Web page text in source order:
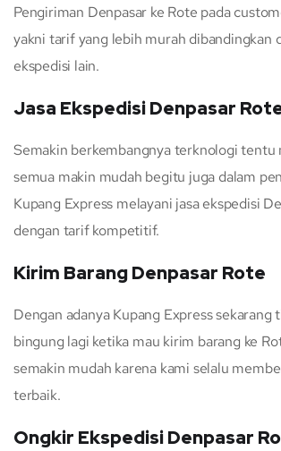
Pengiriman Denpasar ke Rote pada
yakni tarif yang lebih murah dibandingkan
ekspedisi lain.
Jasa Ekspedisi Denpasar
Semakin berkembangnya terknologi tentu
semua makin mudah begitu juga dalam
Kupang Express melayani jasa ekspedisi
dengan tarif kompetitif.
Kirim Barang Denpasar Rote
Dengan adanya Kupang Express sekarang
bingung lagi ketika mau kirim barang ke
semakin mudah karena kami selalu
terbaik.
Ongkir Ekspedisi Denpasar